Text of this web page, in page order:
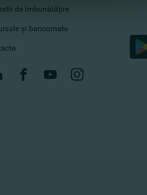
de îmbunătățire
și bancomate